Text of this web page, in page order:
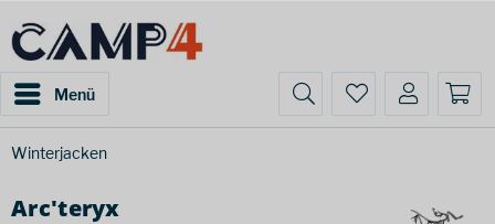
Menü
Winterjacken
Arc'teryx